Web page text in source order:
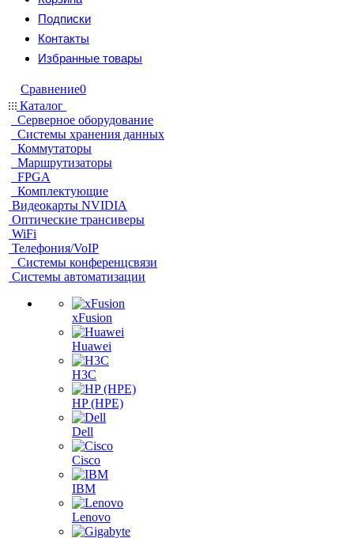
Подписки
Контакты
Избранные товары
Сравнение0
Каталог
Серверное оборудование
Системы хранения данных
Коммутаторы
Маршрутизаторы
FPGA
Комплектующие
Видеокарты NVIDIA
Оптические трансиверы
WiFi
Телефония/VoIP
Системы конференцсвязи
Системы автоматизации
xFusion
Huawei
H3C
HP (HPE)
Dell
Cisco
IBM
Lenovo